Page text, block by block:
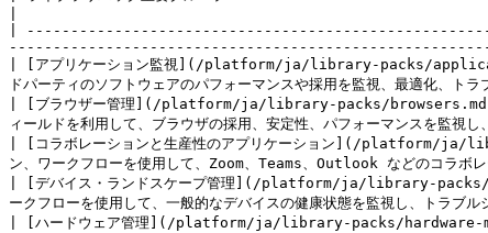
|
| [アプリケーション監視](/platform/ja/library-packs/
ドパーティのソフトウェアのパフォーマンスや採用を監視
| [ブラウザー管理](/platform/ja/library-packs/
ィールドを利用して、ブラウザの採用、安定性、パフォーマ
| [コラボレーションと生産性のアプリケーション](/platform/
ン、ワークフローを使用して、Zoom、Teams、Outlook などのコラボ
| [デバイス・ランドスケープ管理](/platform/ja/library-
ークフローを使用して、一般的なデバイスの健康状態を監
| [ハードウェア管理](/platform/ja/library-packs/